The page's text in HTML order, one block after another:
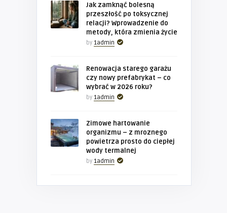
Jak zamknąć bolesną
przeszłość po toksycznej
relacji? Wprowadzenie do
metody, która zmienia życie
by 1admin
Renowacja starego garażu
czy nowy prefabrykat – co
wybrać w 2026 roku?
by 1admin
Zimowe hartowanie
organizmu – z mroznego
powietrza prosto do ciepłej
wody termalnej
by 1admin